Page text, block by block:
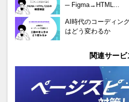
─ Figma→HTML...
AI時代のコーディン
はどう変わるか
関連サービ